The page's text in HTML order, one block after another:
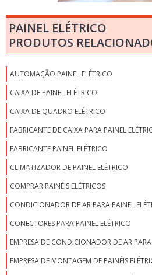
PAINEL ELÉTRICO
PRODUTOS
AUTOMAÇÃO PAINEL ELÉTRICO
CAIXA DE PAINEL ELÉTRICO
CAIXA DE QUADRO ELÉTRICO
FABRICANTE DE CAIXA PARA PAINEL
FABRICANTE PAINEL ELÉTRICO
CLIMATIZADOR DE PAINEL ELÉTRICO
COMPRAR PAINÉIS ELÉTRICOS
CONDICIONADOR DE AR PARA PAINEL
CONECTORES PARA PAINEL ELÉTRICO
EMPRESA DE CONDICIONADOR DE AR
EMPRESA DE MONTAGEM DE PAINÉIS